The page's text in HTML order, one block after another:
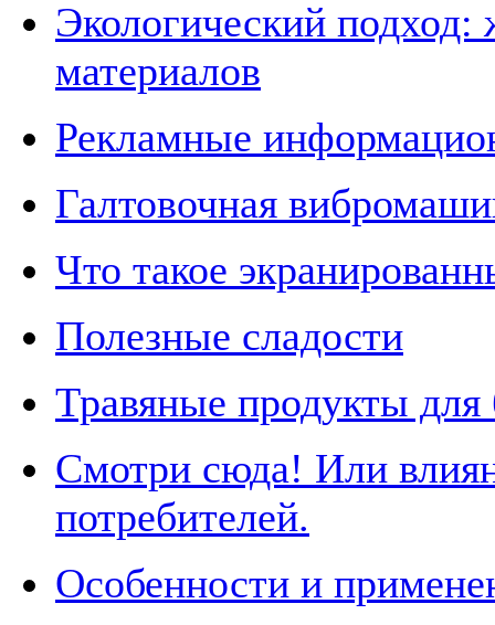
Экологический
материалов
Рекламные
Галтовочная
Что такое
Полезные сладости
Травяные продукты
Смотри сюда! Или
потребителей.
Особенности и